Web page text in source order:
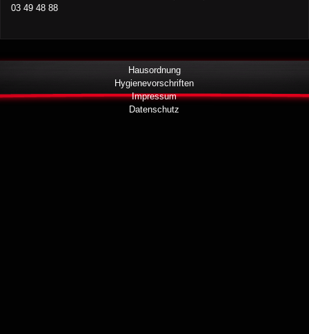
03 49 48 88
Hausordnung
Hygienevorschriften
Impressum
Datenschutz